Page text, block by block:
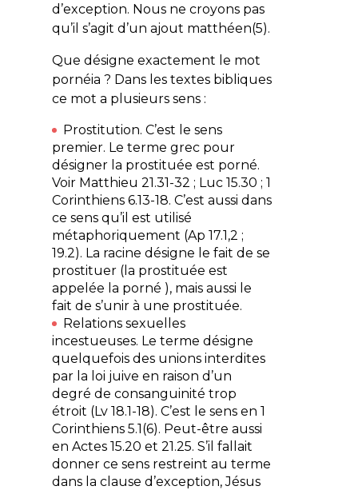
d’exception. Nous ne croyons pas
qu’il s’agit d’un ajout matthéen(5).
Que désigne exactement le mot
pornéia ? Dans les textes bibliques
ce mot a plusieurs sens :
Prostitution. C’est le sens
premier. Le terme grec pour
désigner la prostituée est porné.
Voir Matthieu 21.31-32 ; Luc 15.30 ; 1
Corinthiens 6.13-18. C’est aussi dans
ce sens qu’il est utilisé
métaphoriquement (Ap 17.1,2 ;
19.2). La racine désigne le fait de se
prostituer (la prostituée est
appelée la porné ), mais aussi le
fait de s’unir à une prostituée.
Relations sexuelles
incestueuses. Le terme désigne
quelquefois des unions interdites
par la loi juive en raison d’un
degré de consanguinité trop
étroit (Lv 18.1-18). C’est le sens en 1
Corinthiens 5.1(6). Peut-être aussi
en Actes 15.20 et 21.25. S’il fallait
donner ce sens restreint au terme
dans la clause d’exception, Jésus